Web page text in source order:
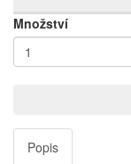
Množství
Popis